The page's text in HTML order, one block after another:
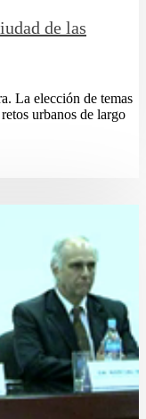
de las
La elección de temas
urbanos de largo